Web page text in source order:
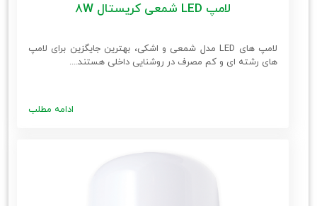
لامپ LED شمعی کریستال 8W
لامپ های LED مدل شمعی و اشکی، بهترین جایگزین برای لامپ
های رشته ای و کم مصرف در روشنایی داخلی هستند....
ادامه مطلب